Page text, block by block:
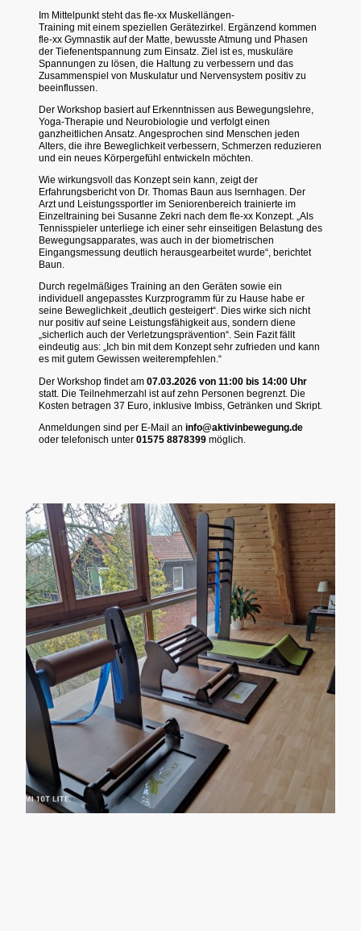
Im Mittelpunkt steht das fle-xx Muskellängen-
Training mit einem speziellen Gerätezirkel. Ergänzend kommen
fle-xx Gymnastik auf der Matte, bewusste Atmung und Phasen
der Tiefenentspannung zum Einsatz. Ziel ist es, muskuläre
Spannungen zu lösen, die Haltung zu verbessern und das
Zusammenspiel von Muskulatur und Nervensystem positiv zu
beeinflussen.
Der Workshop basiert auf Erkenntnissen aus Bewegungslehre,
Yoga-Therapie und Neurobiologie und verfolgt einen
ganzheitlichen Ansatz. Angesprochen sind Menschen jeden
Alters, die ihre Beweglichkeit verbessern, Schmerzen reduzieren
und ein neues Körpergefühl entwickeln möchten.
Wie wirkungsvoll das Konzept sein kann, zeigt der
Erfahrungsbericht von Dr. Thomas Baun aus Isernhagen. Der
Arzt und Leistungssportler im Seniorenbereich trainierte im
Einzeltraining bei Susanne Zekri nach dem fle-xx Konzept. „Als
Tennisspieler unterliege ich einer sehr einseitigen Belastung des
Bewegungsapparates, was auch in der biometrischen
Eingangsmessung deutlich herausgearbeitet wurde“, berichtet
Baun.
Durch regelmäßiges Training an den Geräten sowie ein
individuell angepasstes Kurzprogramm für zu Hause habe er
seine Beweglichkeit „deutlich gesteigert“. Dies wirke sich nicht
nur positiv auf seine Leistungsfähigkeit aus, sondern diene
„sicherlich auch der Verletzungsprävention“. Sein Fazit fällt
eindeutig aus: „Ich bin mit dem Konzept sehr zufrieden und kann
es mit gutem Gewissen weiterempfehlen.“
Der Workshop findet am 07.03.2026 von 11:00 bis 14:00 Uhr
statt. Die Teilnehmerzahl ist auf zehn Personen begrenzt. Die
Kosten betragen 37 Euro, inklusive Imbiss, Getränken und Skript.
Anmeldungen sind per E-Mail an info@aktivinbewegung.de
oder telefonisch unter 01575 8878399 möglich.